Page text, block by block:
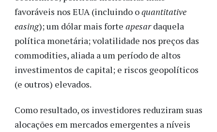
favoráveis nos EUA (incluindo oquantitative
easing); um dólar mais forte apesardaquela
política monetária; volatilidade nos preços das
commodities, aliada a um período de altos
investimentos de capital; e riscos geopolíticos
(e outros) elevados.
Como resultado, os investidores reduziram suas
alocações em mercados emergentes a níveis